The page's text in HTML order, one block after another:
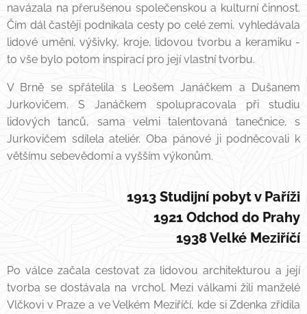
navázala na přerušenou společenskou a kulturní činnost.
Čím dál častěji podnikala cesty po celé zemi, vyhledávala
lidové umění, výšivky, kroje, lidovou tvorbu a keramiku -
to vše bylo potom inspirací pro její vlastní tvorbu.
V Brně se spřátelila s Leošem Janáčkem a Dušanem
Jurkovičem. S Janáčkem spolupracovala při studiu
lidových tanců, sama velmi talentovaná tanečnice, s
Jurkovičem sdílela ateliér. Oba pánové ji podněcovali k
většímu sebevědomí a vyšším výkonům.
1913 Studijní pobyt v Paříži
1921 Odchod do Prahy
1938 Velké Meziříčí
Po válce začala cestovat za lidovou architekturou a její
tvorba se dostávala na vrchol. Mezi válkami žili manželé
Vlčkovi v Praze a ve Velkém Meziříčí, kde si Zdenka zřídila